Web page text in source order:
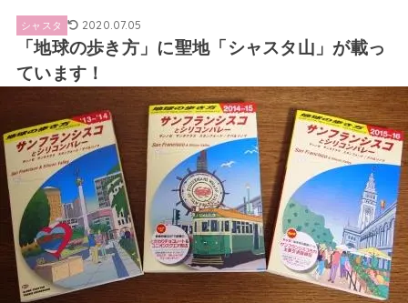
シャスタ 2020.07.05
「地球の歩き方」に聖地「シャスタ山」が載っ
ています！